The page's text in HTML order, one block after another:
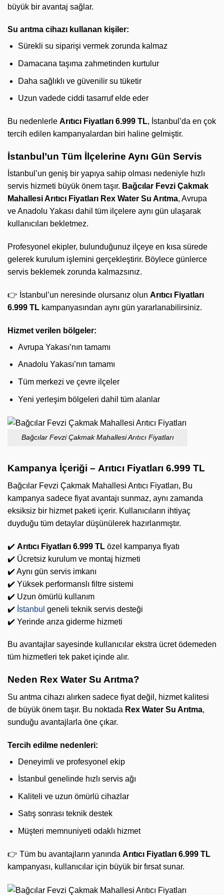
büyük bir avantaj sağlar.
Su arıtma cihazı kullanan kişiler:
Sürekli su siparişi vermek zorunda kalmaz
Damacana taşıma zahmetinden kurtulur
Daha sağlıklı ve güvenilir su tüketir
Uzun vadede ciddi tasarruf elde eder
Bu nedenlerle Arıtıcı Fiyatları 6.999 TL, İstanbul’da en çok
tercih edilen kampanyalardan biri haline gelmiştir.
İstanbul’un Tüm İlçelerine Aynı Gün Servis
İstanbul’un geniş bir yapıya sahip olması nedeniyle hızlı
servis hizmeti büyük önem taşır. Bağcılar Fevzi Çakmak
Mahallesi Arıtıcı Fiyatları Rex Water Su Arıtma, Avrupa
ve Anadolu Yakası dahil tüm ilçelere aynı gün ulaşarak
kullanıcıları bekletmez.
Profesyonel ekipler, bulunduğunuz ilçeye en kısa sürede
gelerek kurulum işlemini gerçekleştirir. Böylece günlerce
servis beklemek zorunda kalmazsınız.
👉 İstanbul’un neresinde olursanız olun Arıtıcı Fiyatları
6.999 TL kampanyasından aynı gün yararlanabilirsiniz.
Hizmet verilen bölgeler:
Avrupa Yakası’nın tamamı
Anadolu Yakası’nın tamamı
Tüm merkezi ve çevre ilçeler
Yeni yerleşim bölgeleri dahil tüm alanlar
Bağcılar Fevzi Çakmak Mahallesi Arıtıcı Fiyatları
Kampanya İçeriği – Arıtıcı Fiyatları 6.999 TL
Bağcılar Fevzi Çakmak Mahallesi Arıtıcı Fiyatları, Bu
kampanya sadece fiyat avantajı sunmaz, aynı zamanda
eksiksiz bir hizmet paketi içerir. Kullanıcıların ihtiyaç
duyduğu tüm detaylar düşünülerek hazırlanmıştır.
✔️ Arıtıcı Fiyatları 6.999 TL özel kampanya fiyatı
✔️ Ücretsiz kurulum ve montaj hizmeti
✔️ Aynı gün servis imkanı
✔️ Yüksek performanslı filtre sistemi
✔️ Uzun ömürlü kullanım
✔️ İstanbul geneli teknik servis desteği
✔️ Yerinde arıza giderme hizmeti
Bu avantajlar sayesinde kullanıcılar ekstra ücret ödemeden
tüm hizmetleri tek paket içinde alır.
Neden Rex Water Su Arıtma?
Su arıtma cihazı alırken sadece fiyat değil, hizmet kalitesi
de büyük önem taşır. Bu noktada Rex Water Su Arıtma,
sunduğu avantajlarla öne çıkar.
Tercih edilme nedenleri:
Deneyimli ve profesyonel ekip
İstanbul genelinde hızlı servis ağı
Kaliteli ve uzun ömürlü cihazlar
Satış sonrası teknik destek
Müşteri memnuniyeti odaklı hizmet
👉 Tüm bu avantajların yanında Arıtıcı Fiyatları 6.999 TL
kampanyası, kullanıcılar için büyük bir fırsat sunar.